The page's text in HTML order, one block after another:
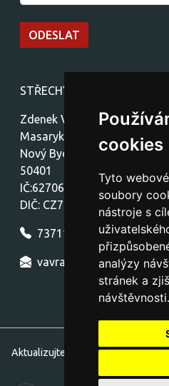
cookies
Tyto
soubory
nástroje s
analýzy
stránek a
návštěvnosti.
STŘECHY-stavby Vávra
Zdenek Vávra
Masarykovo náměstí 1459
Nový Bydžov
50401
IČ:62706772
DIČ: CZ7712300772
737111154
Aktualizujte nastavení souborů